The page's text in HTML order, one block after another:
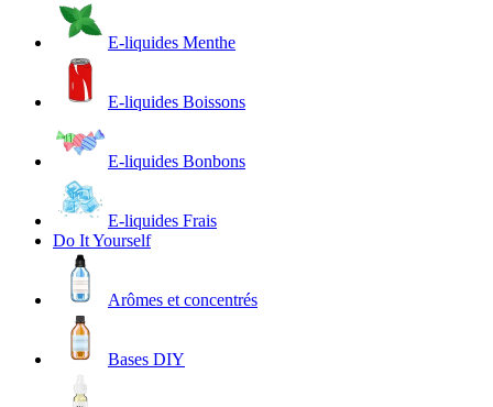
E-liquides Menthe
E-liquides Boissons
E-liquides Bonbons
E-liquides Frais
Do It Yourself
Arômes et concentrés
Bases DIY